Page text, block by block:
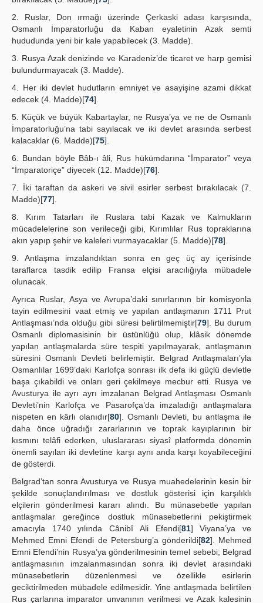
2. Ruslar, Don ırmağı üzerinde Çerkaski adası karşısında,
Osmanlı İmparatorluğu da Kaban eyaletinin Azak semti
hududunda yeni bir kale yapabilecek (3. Madde).
3. Rusya Azak denizinde ve Karadeniz’de ticaret ve harp gemisi
bulundurmayacak (3. Madde).
4. Her iki devlet hudutların emniyet ve asayişine azami dikkat
edecek (4. Madde)[74].
5. Küçük ve büyük Kabartaylar, ne Rusya’ya ve ne de Osmanlı
İmparatorluğu’na tabi sayılacak ve iki devlet arasında serbest
kalacaklar (6. Madde)[75].
6. Bundan böyle Bâb-ı âli, Rus hükümdarına “İmparator” veya
“İmparatoriçe” diyecek (12. Madde)[76].
7. İki taraftan da askeri ve sivil esirler serbest bırakılacak (7.
Madde)[77].
8. Kırım Tatarları ile Ruslara tabi Kazak ve Kalmukların
mücadelelerine son verileceği gibi, Kırımlılar Rus topraklarına
akın yapıp şehir ve kaleleri vurmayacaklar (5. Madde)[78].
9. Antlaşma imzalandıktan sonra en geç üç ay içerisinde
taraflarca tasdik edilip Fransa elçisi aracılığıyla mübadele
olunacak.
Ayrıca Ruslar, Asya ve Avrupa’daki sınırlarının bir komisyonla
tayin edilmesini vaat etmiş ve yapılan antlaşmanın 1711 Prut
Antlaşması’nda olduğu gibi süresi belirtilmemiştir[79]. Bu durum
Osmanlı diplomasisinin bir üstünlüğü olup, klâsik dönemde
yapılan antlaşmalarda süre tespiti yapılmayarak, antlaşmanın
süresini Osmanlı Devleti belirlemiştir. Belgrad Antlaşmaları’yla
Osmanlılar 1699’daki Karlofça sonrası ilk defa iki güçlü devletle
başa çıkabildi ve onları geri çekilmeye mecbur etti. Rusya ve
Avusturya ile ayrı ayrı imzalanan Belgrad Antlaşması Osmanlı
Devleti’nin Karlofça ve Pasarofça’da imzaladığı antlaşmalara
nispeten en kârlı olanıdır[80]. Osmanlı Devleti, bu antlaşma ile
daha önce uğradığı zararlarının ve toprak kayıplarının bir
kısmını telâfi ederken, uluslararası siyasî platformda dönemin
önemli sayılan iki devletine karşı aynı anda karşı koyabileceğini
de gösterdi.
Belgrad’tan sonra Avusturya ve Rusya muahedelerinin kesin bir
şekilde sonuçlandırılması ve dostluk gösterisi için karşılıklı
elçilerin gönderilmesi kararı alındı. Bu münasebetle yapılan
antlaşmalar gereğince dostluk münasebetlerini pekiştirmek
amacıyla 1740 yılında Cânibî Ali Efendi[81] Viyana’ya ve
Mehmed Emni Efendi de Petersburg’a gönderildi[82]. Mehmed
Emni Efendi’nin Rusya’ya gönderilmesinin temel sebebi; Belgrad
antlaşmasının imzalanmasından sonra iki devlet arasındaki
münasebetlerin düzenlenmesi ve özellikle esirlerin
geciktirilmeden mübadele edilmesidir. Yine antlaşmada belirtilen
Rus çarlarına imparator unvanının verilmesi ve Azak kalesinin